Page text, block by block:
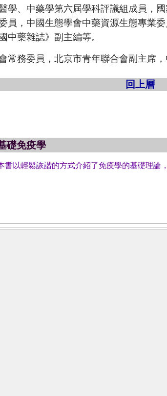
學、中藥學第六屆學科評議組成員，
員，中國生態學會中藥資源生態專業
中藥雜誌》副主編等。
常務委員，北京市青年聯合會副主席
回上層
礎免疫學
書以輕鬆詼諧的方式介紹了免疫學的基礎理論